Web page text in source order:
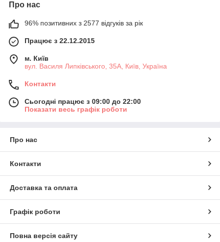
Про нас
96% позитивних з 2577 відгуків за рік
Працює з 22.12.2015
м. Київ
вул. Василя Липківського, 35А, Київ, Україна
Контакти
Сьогодні працює з 09:00 до 22:00
Показати весь графік роботи
Про нас
Контакти
Доставка та оплата
Графік роботи
Повна версія сайту